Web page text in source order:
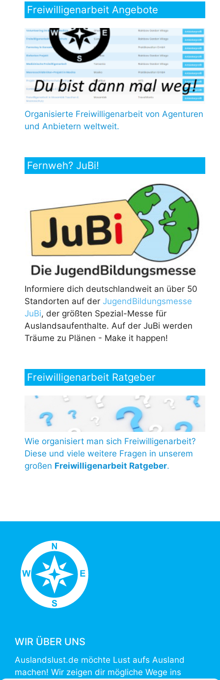
Freiwilligenarbeit Angebote
Organisierte Freiwilligenarbeit von Agenturen
und Anbietern weltweit.
Fernweh? JuBi!
Informiere dich deutschlandweit an über 50
Standorten auf der JugendBildungsmesse
JuBi, der größten Spezial-Messe für
Auslandsaufenthalte. Auf der JuBi werden
Träume zu Plänen - Make it happen!
Freiwilligenarbeit Ratgeber
Wie organisiert man sich Freiwilligenarbeit?
Diese und viele weitere Fragen in unserem
großen Freiwilligenarbeit Ratgeber.
WIR ÜBER UNS
Auslandslust.de möchte Lust aufs Ausland
machen! Wir zeigen dir mögliche Wege ins